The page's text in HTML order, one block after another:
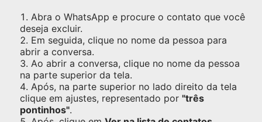
Abra o WhatsApp e procure o contato que você
deseja excluir.
Em seguida, clique no nome da pessoa para
abrir a conversa.
Ao abrir a conversa, clique no nome da pessoa
na parte superior da tela.
Após, na parte superior no lado direito da tela
clique em ajustes, representado por "três
pontinhos".